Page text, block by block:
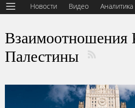
Новости Видео Аналитика
Взаимоотношения
Палестины